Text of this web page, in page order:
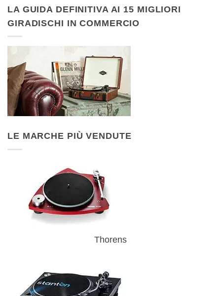
LA GUIDA DEFINITIVA AI 15 MIGLIORI
GIRADISCHI IN COMMERCIO
LE MARCHE PIÙ VENDUTE
Thorens